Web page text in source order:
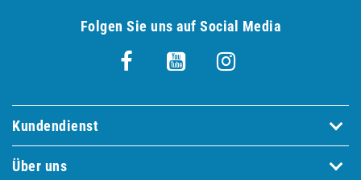
Folgen Sie uns auf Social Media
Kundendienst
Über uns